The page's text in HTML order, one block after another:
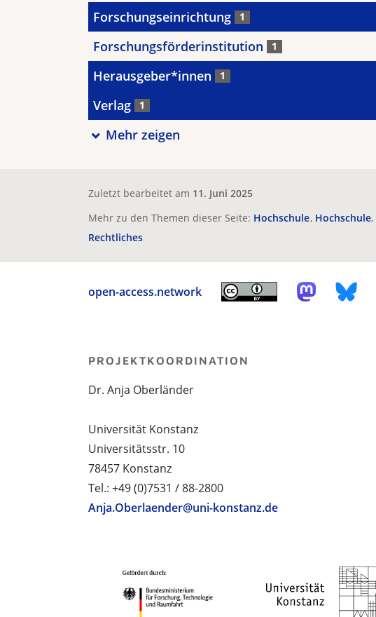
Forschungseinrichtung 1
Forschungsförderinstitution 1
Herausgeber*innen 1
Verlag 1
Mehr zeigen
Zuletzt bearbeitet am 11. Juni 2025
Mehr zu den Themen dieser Seite: Hochschule Hochschule
Rechtliches
open-access.network
PROJEKTKOORDINATION
Dr. Anja Oberländer
Universität Konstanz
Universitätsstr. 10
78457 Konstanz
Tel.: +49 (0)7531 / 88-2800
Anja.Oberlaender@uni-konstanz.de